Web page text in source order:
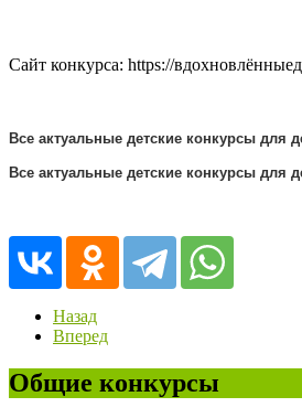
Сайт конкурса: https://
Все актуальные детские конкурсы для
Все актуальные детские конкурсы для
Назад
Вперед
Общие конкурсы